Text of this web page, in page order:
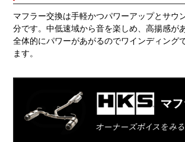
マフラー交換は手軽かつパワーアップとサウ
分です。中低速域から音を楽しめ、高揚感が
全体的にパワーがあがるのでワインディング
ます。